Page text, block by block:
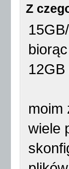
Z
moim
wiele